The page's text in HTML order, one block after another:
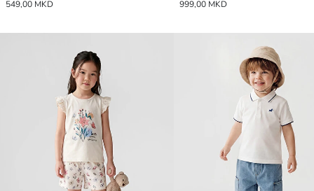
549,00 MKD
999,00 MKD